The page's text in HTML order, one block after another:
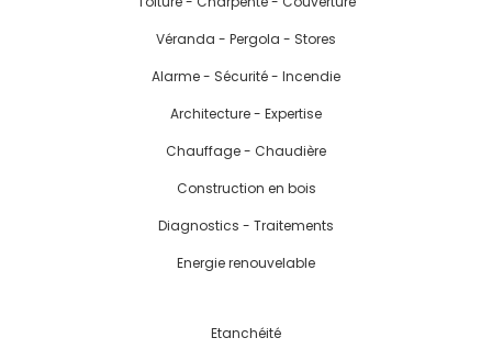
Véranda - Pergola - Stores
Alarme - Sécurité - Incendie
Architecture - Expertise
Chauffage - Chaudière
Construction en bois
Diagnostics - Traitements
Energie renouvelable
Etanchéité